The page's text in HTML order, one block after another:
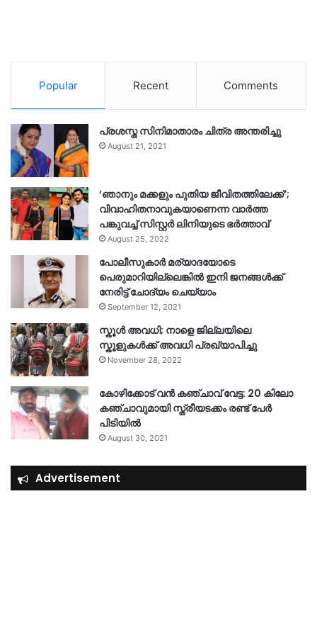
Popular Recent Comments
പ്രശസ്ത സിനിമാതാരം ചിത്ര അന്തരിച്ചു
August 21, 2021
‘ഞാനും മക്കളും പുതിയ ജീവിതത്തിലേക്ക്’;
വിവാഹിതനാവുകയാണെന്ന വാർത്ത
പങ്കുവച്ച് സിസ്റ്റർ ലിനിയുടെ ഭർത്താവ്
August 25, 2022
പോലീസുകാര്‍ മര്യാദയോടെ
പെരുമാറിയില്ലെങ്കില്‍ ഇനി ജനങ്ങള്‍ക്ക്
നേരിട്ട് ചോദ്യം ചെയ്യാം
September 12, 2021
സ്കൂൾ അവധി; നാളെ ജില്ലയിലെ
സ്കൂളുകൾക്ക് അവധി പ്രഖ്യാപിച്ചു
November 28, 2022
കോഴിക്കോട് വൻ കഞ്ചാവ് വേട്ട: 20 കിലോ
കഞ്ചാവുമായി സ്ത്രീയടക്കം രണ്ട് പേർ
പിടിയിൽ
August 30, 2021
Advertisement